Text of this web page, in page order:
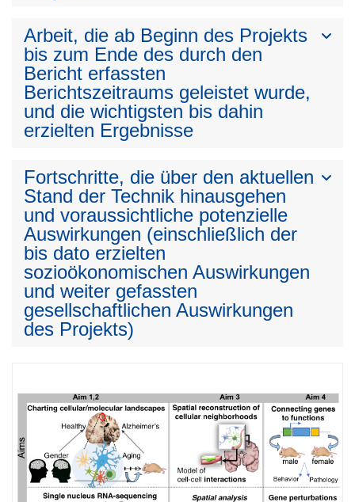
Arbeit, die ab Beginn des Projekts
bis zum Ende des durch den
Bericht erfassten
Berichtszeitraums geleistet wurde,
und die wichtigsten bis dahin
erzielten Ergebnisse
Fortschritte, die über den aktuellen
Stand der Technik hinausgehen
und voraussichtliche potenzielle
Auswirkungen (einschließlich der
bis dato erzielten
sozioökonomischen Auswirkungen
und weiter gefassten
gesellschaftlichen Auswirkungen
des Projekts)